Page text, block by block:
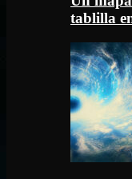
tablilla